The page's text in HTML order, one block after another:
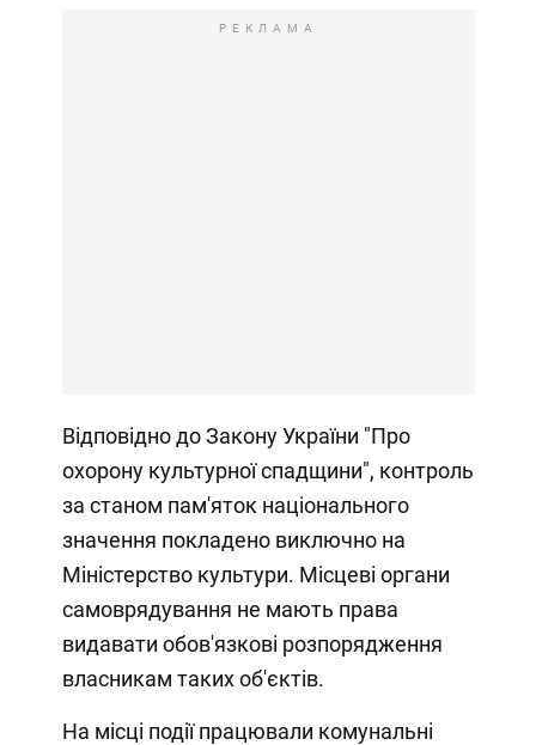
РЕКЛАМА
Відповідно до Закону України "Про
охорону культурної спадщини", контроль
за станом пам'яток національного
значення покладено виключно на
Міністерство культури. Місцеві органи
самоврядування не мають права
видавати обов'язкові розпорядження
власникам таких об'єктів.
На місці події працювали комунальні